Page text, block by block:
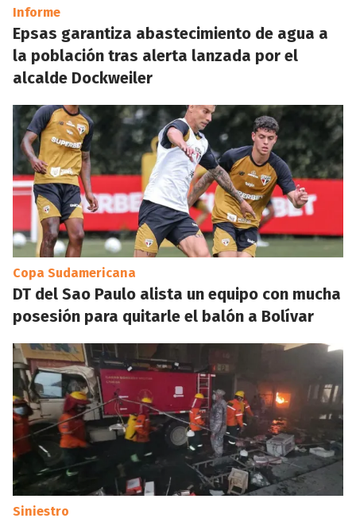
Informe
Epsas garantiza abastecimiento de agua a
la población tras alerta lanzada por el
alcalde Dockweiler
Copa Sudamericana
DT del Sao Paulo alista un equipo con mucha
posesión para quitarle el balón a Bolívar
Siniestro